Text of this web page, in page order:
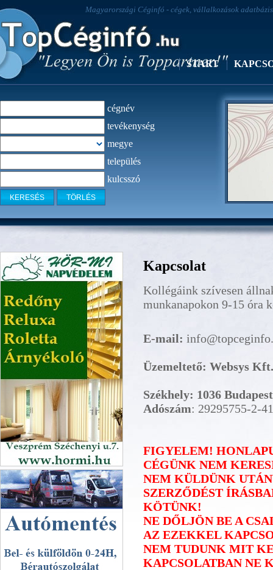
Magyarországi Céginfó - cégek, vállalkozások
START
cégnév
tevékenység
megye
település
kulcsszó
Hör-Mi Napvédelem
Kapcsolat
Kollégáink szívesen
munkanapokon 9-15 óra
E-mail:
Üzemeltető: Websys Kft.
Székhely: 1036
Adószám: 29295755-2-41
FIGYELEM!
CÉGÜNK NEM
NEM KÜLDÜNK
SZERZŐDÉST
KÖTÜNK!
NE DŐLJÖN BE A
AZ EZEKKEL
NEM TUDUNK MIT
KAPCSOLATBAN NE